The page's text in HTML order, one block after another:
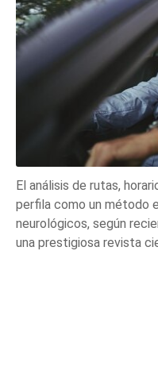
El análisis de rutas,
perfila como un método
neurológicos, según
una prestigiosa revista